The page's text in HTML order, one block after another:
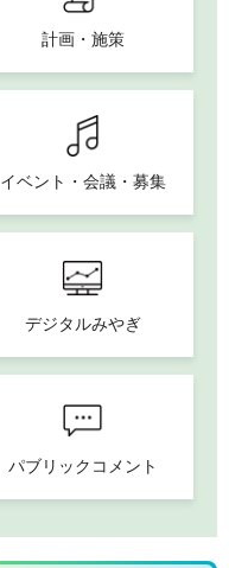
計画・施策
イベント・会議・募集
デジタルみやぎ
パブリックコメント